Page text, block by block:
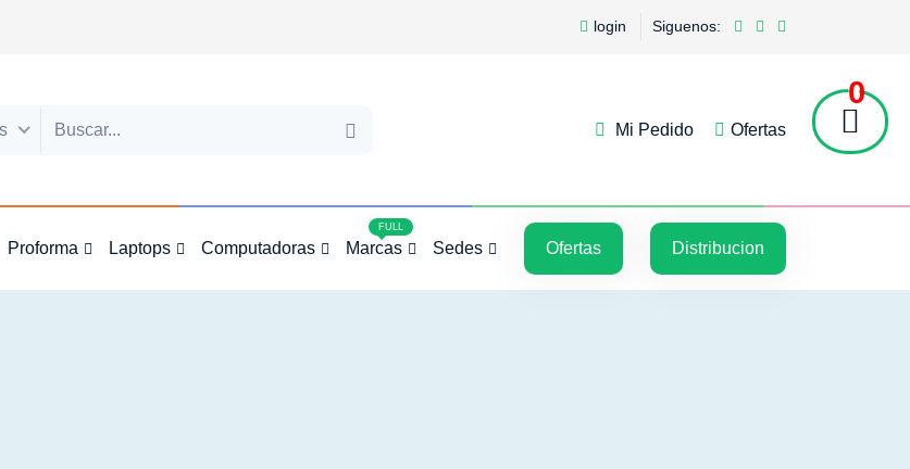
login Siguenos:
Mi Pedido Ofertas
0
5
Proforma Laptops Computadoras Marcas
FULL
Sedes Ofertas Distribucion